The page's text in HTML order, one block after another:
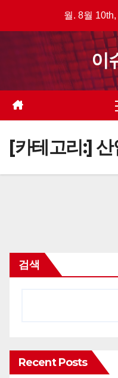
월. 8월
이
[카테고리:] 산
검색
Recent Posts